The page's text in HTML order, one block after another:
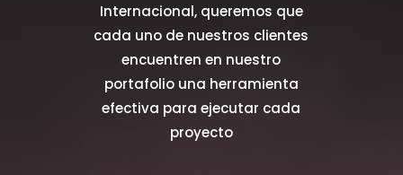
Internacional, queremos que
cada uno de nuestros clientes
encuentren en nuestro
portafolio una herramienta
efectiva para ejecutar cada
proyecto